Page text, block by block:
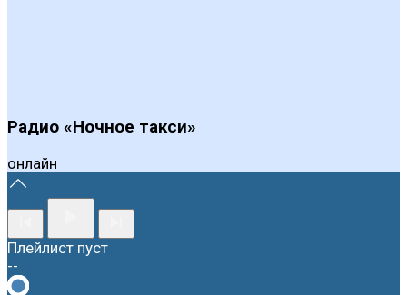
Радио «Ночное такси»
онлайн
Плейлист пуст
--